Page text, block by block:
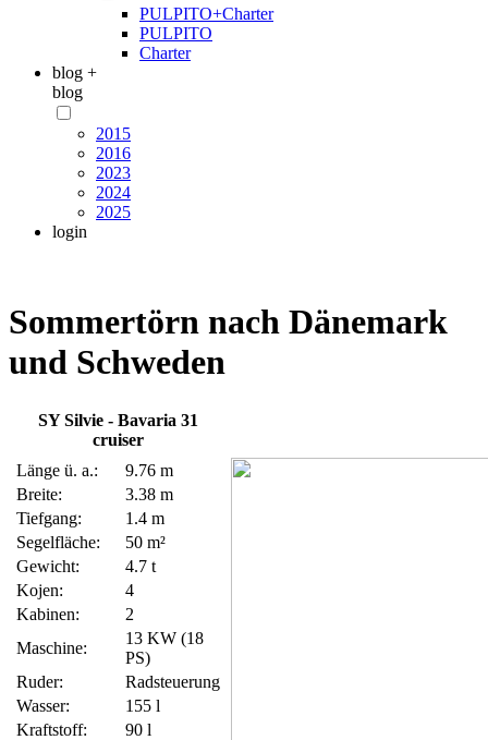
PULPITO+Charter
PULPITO
Charter
blog +
blog
2015
2016
2023
2024
2025
login
Sommertörn nach Dänemark
und Schweden
SY Silvie - Bavaria 31
cruiser
Länge ü. a.:
9.76 m
Breite:
3.38 m
Tiefgang:
1.4 m
Segelfläche:
50 m²
Gewicht:
4.7 t
Kojen:
4
Kabinen:
2
Maschine:
13 KW (18
PS)
Ruder:
Radsteuerung
Wasser:
155 l
Kraftstoff:
90 l